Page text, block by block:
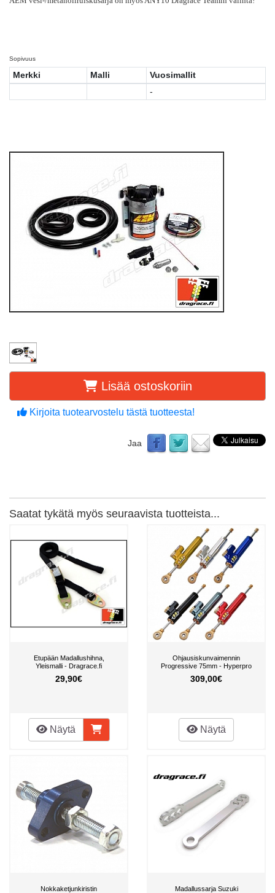
Sopivuus
Merkki Malli
Vuosimallit
-
Lisää ostoskoriin
Kirjoita tuotearvostelu tästä tuotteesta!
Jaa
Saatat tykätä myös seuraavista tuotteista...
Etupään Madallushihna,
Yleismalli - Dragrace.fi
29,90€
Näytä
Ohjausiskunvaimennin
Progressive 75mm - Hyperpro
309,00€
Näytä
Nokkaketjunkiristin
Madallussarja Suzuki